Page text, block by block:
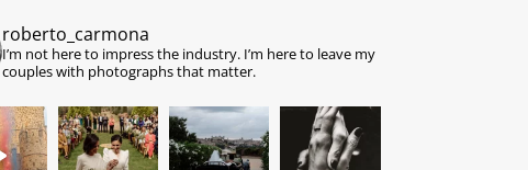
roberto_carmona
I’m not here to impress the industry.I’m here to leave my
couples with photographs that matter.